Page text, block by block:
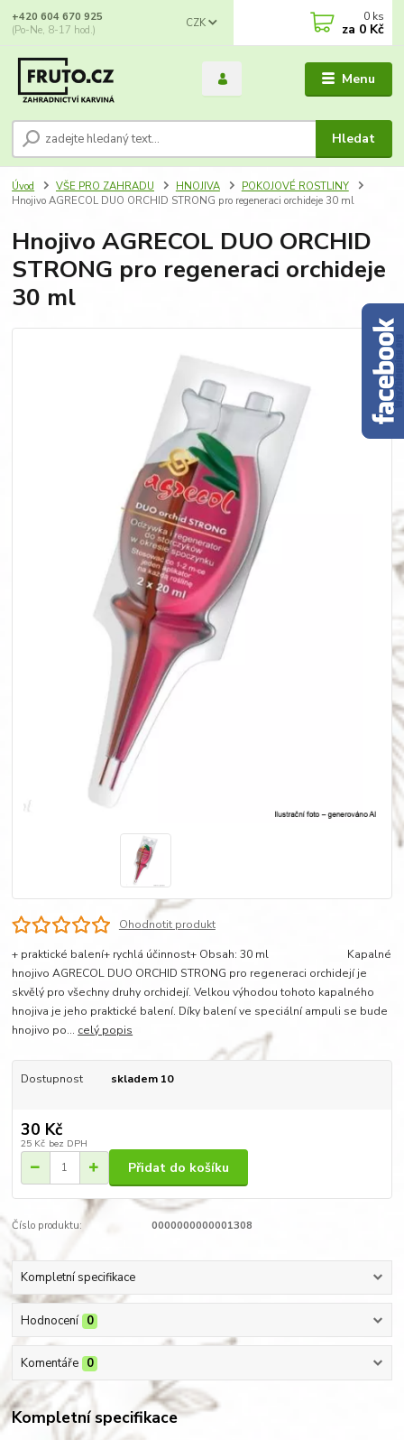
Menu
CZK
Hledat
+420 604 670 925
(Po-Ne, 8-17 hod.)
0 ks
za 0 Kč
Úvod VŠE PRO ZAHRADU HNOJIVA
POKOJOVÉ ROSTLINY
Hnojivo AGRECOL DUO ORCHID STRONG pro regeneraci orchideje 30 ml
Hnojivo AGRECOL DUO ORCHID
STRONG pro regeneraci orchideje
30 ml
Ohodnotit produkt
+ praktické balení+ rychlá účinnost+ Obsah: 30 ml Kapalné
hnojivo AGRECOL DUO ORCHID STRONG pro regeneraci orchidejí je
skvělý pro všechny druhy orchidejí. Velkou výhodou tohoto kapalného
hnojiva je jeho praktické balení. Díky balení ve speciální ampuli se bude
hnojivo po... celý popis
Dostupnost skladem 10
30 Kč
25 Kč bez DPH
Přidat do košíku
Číslo produktu: 0000000000001308
Kompletní specifikace
Hodnocení 0
Komentáře 0
Kompletní specifikace